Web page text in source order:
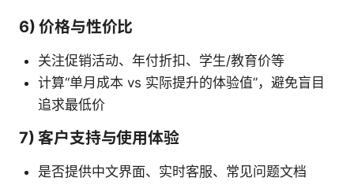
6) 价格与性价比
关注促销活动、年付折扣、学生/教育价等
计算“单月成本 vs 实际提升的体验值”，避免盲目
追求最低价
7) 客户支持与使用体验
是否提供中文界面、实时客服、常见问题文档